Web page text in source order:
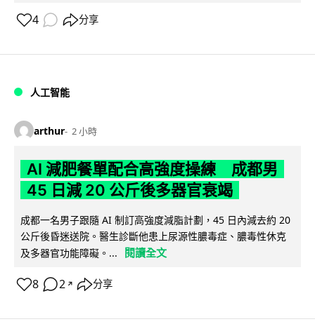
4 分享
人工智能
arthur 2 小時
AI 減肥餐單配合高強度操練 成都男
45 日減 20 公斤後多器官衰竭
成都一名男子跟隨 AI 制訂高強度減脂計劃，45 日內減去約 20
公斤後昏迷送院。醫生診斷他患上尿源性膿毒症、膿毒性休克
及多器官功能障礙。...
閱讀全文
8 2 ↗ 分享